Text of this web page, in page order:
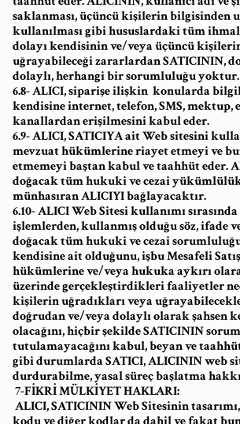
saklanması, üçüncü kişilerin bilgisinden
kullanılması gibi hususlardaki tüm
dolayı kendisinin ve/veya üçüncü
uğrayabileceği zararlardan SATICININ,
dolaylı, herhangi bir sorumluluğu yoktur.
6.8- ALICI, siparişe ilişkin konularda
kendisine internet, telefon, SMS, mektup,
kanallardan erişilmesini kabul eder.
6.9- ALICI, SATICIYA ait Web sitesini
mevzuat hükümlerine riayet etmeyi ve
etmemeyi baştan kabul ve taahhüt eder.
doğacak tüm hukuki ve cezai
münhasıran ALICIYI bağlayacaktır.
6.10- ALICI Web Sitesi kullanımı
işlemlerden, kullanmış olduğu söz, ifade
doğacak tüm hukuki ve cezai
kendisine ait olduğunu, işbu Mesafeli
hükümlerine ve/veya hukuka aykırı
üzerinde gerçekleştirdikleri faaliyetler
kişilerin uğradıkları veya
doğrudan ve/veya dolaylı olarak şahsen
olacağını, hiçbir şekilde SATICININ
tutulamayacağını kabul, beyan ve
gibi durumlarda SATICI, ALICININ web
durdurabilme, yasal süreç başlatma
7-FİKRİ MÜLKİYET HAKLARI:
ALICI, SATICININ Web Sitesinin